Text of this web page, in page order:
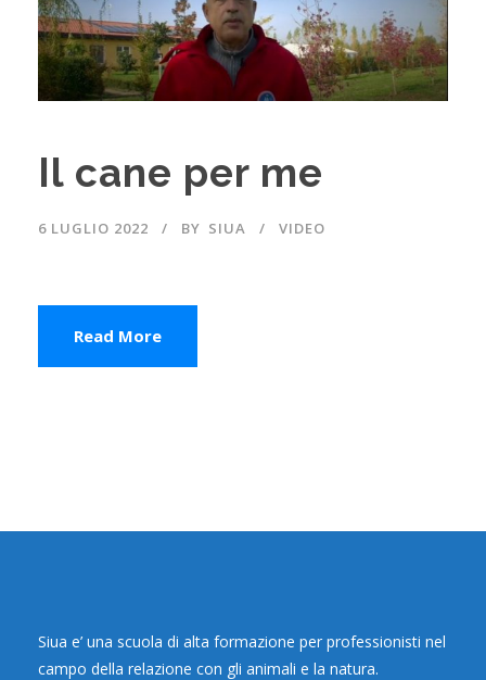
Il cane per me
6 LUGLIO 2022 BY SIUA VIDEO
Read More
Siua e’ una scuola di alta formazione per professionisti nel
campo della relazione con gli animali e la natura.